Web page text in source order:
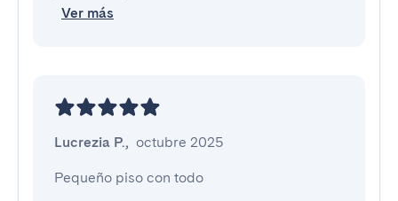
Ver más
Lucrezia P., octubre 2025
Pequeño piso con todo